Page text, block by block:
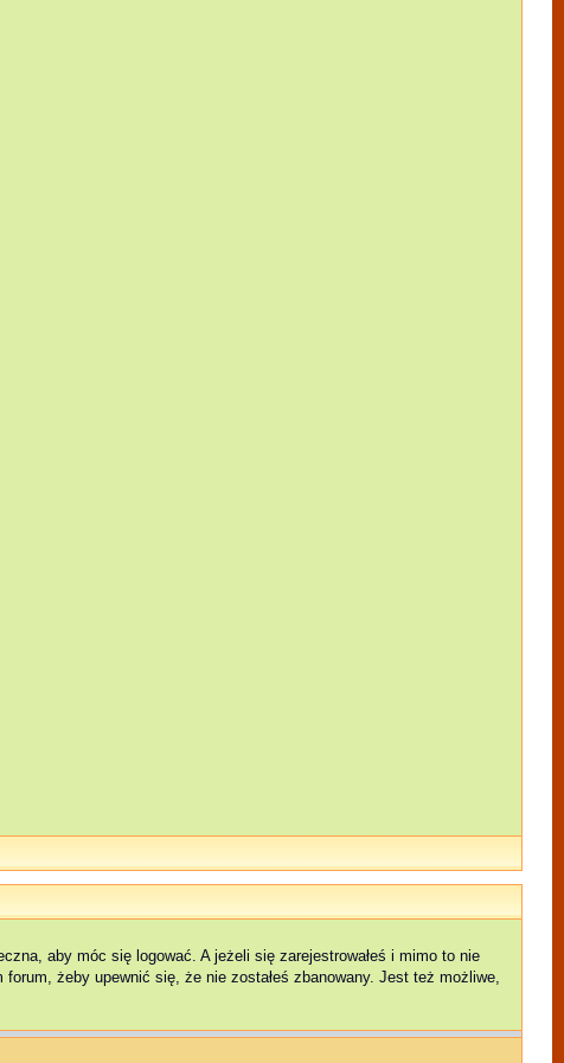
aby móc się logować. A jeżeli się zarejestrowałeś i mimo to nie
żeby upewnić się, że nie zostałeś zbanowany. Jest też możliwe,